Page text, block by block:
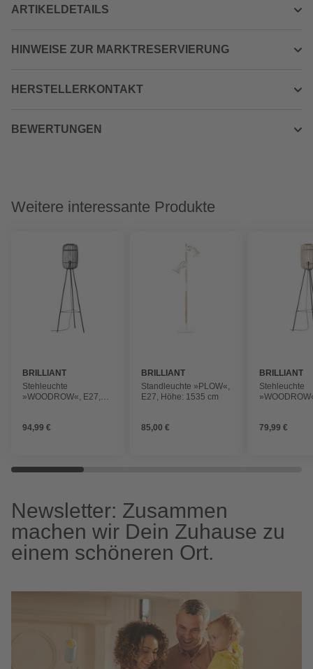
ARTIKELDETAILS
HINWEISE ZUR MARKTRESERVIERUNG
HERSTELLERKONTAKT
BEWERTUNGEN
Weitere interessante Produkte
BRILLIANT
Stehleuchte
»WOODROW«, E27,
94,99 €
BRILLIANT
Standleuchte »PLOW«,
E27, Höhe: 1535 cm
85,00 €
BRILLIANT
Stehleuchte
79,99 €
Newsletter: Zusammen
machen wir Dein Zuhause zu
einem schöneren Ort.